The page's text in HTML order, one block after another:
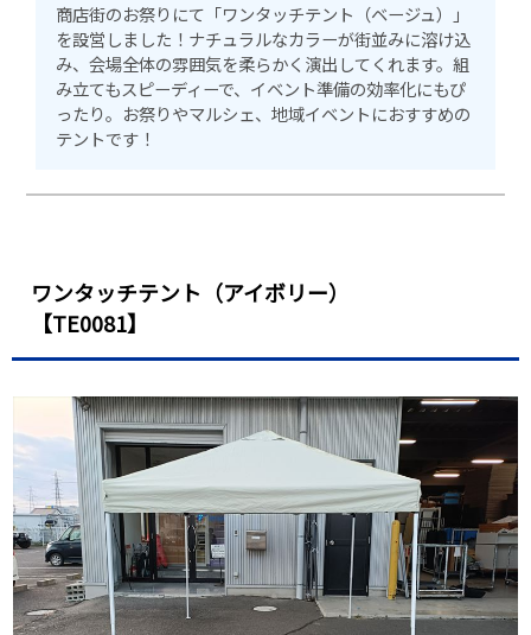
商店街のお祭りにて「ワンタッチテント（ベージュ）」
を設営しました！ナチュラルなカラーが街並みに溶け込
み、会場全体の雰囲気を柔らかく演出してくれます。組
み立てもスピーディーで、イベント準備の効率化にもぴ
ったり。お祭りやマルシェ、地域イベントにおすすめの
テントです！
ワンタッチテント（アイボリー）
【TE0081】